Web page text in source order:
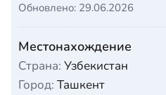
Обновлено: 29.06.2026
Местонахождение
Страна: Узбекистан
Город: Ташкент